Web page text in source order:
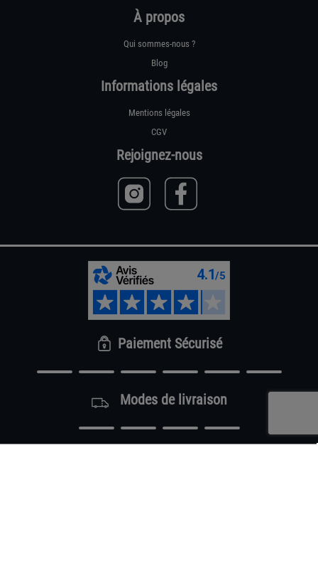
À propos
Qui sommes-nous ?
Blog
Informations légales
Mentions légales
CGV
Rejoignez-nous
Paiement Sécurisé
Modes de livraison